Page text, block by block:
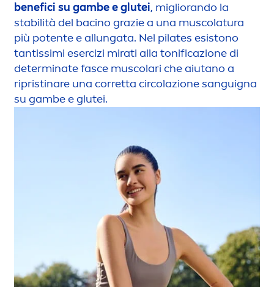
benefici su gambe e glutei, migliorando la
stabilità del bacino grazie a una muscolatura
più potente e allungata. Nel pilates esistono
tantissimi esercizi mirati alla tonificazione di
determinate fasce muscolari che aiutano a
ripristinare una corretta circolazione sanguigna
su gambe e glutei.